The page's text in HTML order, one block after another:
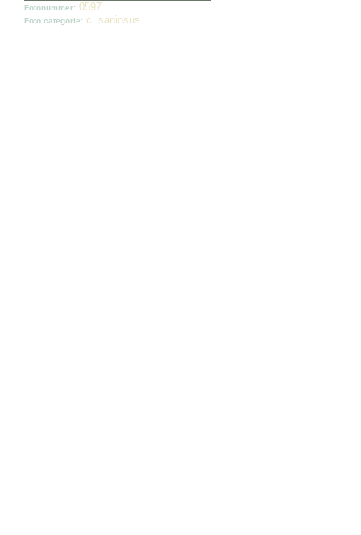
Fotonummer: 0597
Foto categorie: c. saniosus